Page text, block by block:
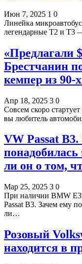
Июн 7, 2025 1 0
Линейка
легендарные T2 и T3
«Предлагали
Брестчанин
кемпер из
Апр 18, 2025 3 0
Совсем скоро
вы любитель
VW Passat B3.
ли он о том,
Мар 25, 2025 3 0
При наличии BMW
Passat B3. Зачем ему
ли…
Розовый
находится в